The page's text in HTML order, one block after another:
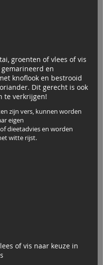
groenten of vlees of vis
gemarineerd en
knoflook en bestrooid
Dit gerecht is ook
te verkrijgen!
zijn vers, kunnen worden
eigen
dieetadvies en worden
witte rijst.
of vis naar keuze in